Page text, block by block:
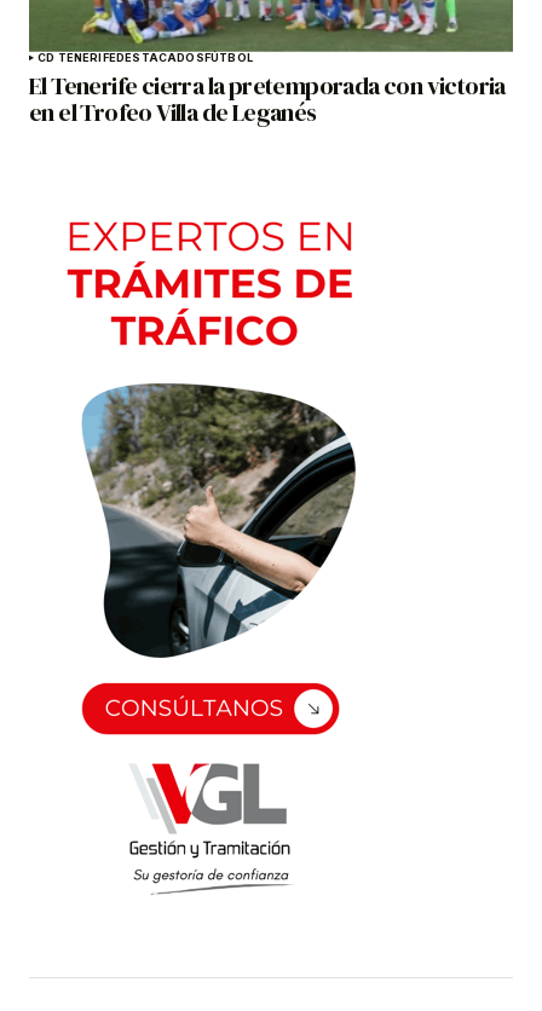
CD TENERIFEDESTACADOSFÚTBOL
El Tenerife cierra la pretemporada con victoria
en el Trofeo Villa de Leganés